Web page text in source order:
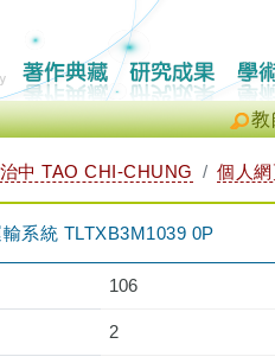
教
中 TAO CHI-CHUNG 個人
系統 TLTXB3M1039 0P
106
2